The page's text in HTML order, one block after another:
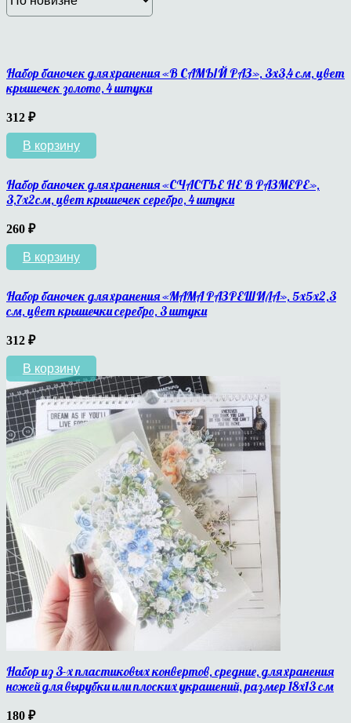
Набор баночек для хранения «В САМЫЙ РАЗ», 3х3,4 см, цвет
крышечек золото, 4 штуки
312 ₽
В корзину
Набор баночек для хранения «СЧАСТЬЕ НЕ В РАЗМЕРЕ»,
3,7х2см, цвет крышечек серебро, 4 штуки
260 ₽
В корзину
Набор баночек для хранения «МАМА РАЗРЕШИЛА», 5х5х2,3
см, цвет крышечки серебро, 3 штуки
312 ₽
В корзину
Набор из 3-х пластиковых конвертов, средние, для хранения
ножей для вырубки или плоских украшений, размер 18х13 см
180 ₽